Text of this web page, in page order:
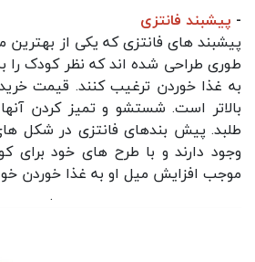
- پیشبند فانتزی
پیشبند های فانتزی که یکی از بهترین
طوری طراحی شده‌ اند که نظر کودک را
به غذا خوردن ترغیب کنند. قیمت
بالاتر است. شستشو و تمیز کردن
طلبد. پیش بندهای فانتزی در شکل
وجود دارند و با طرح های خود برای
موجب افزایش میل او به غذا خوردن
.